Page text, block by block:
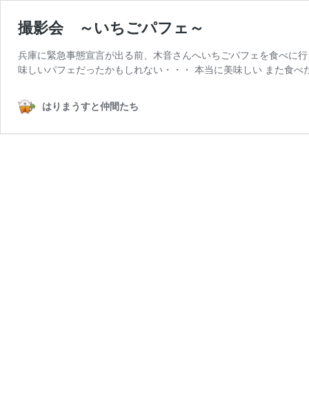
撮影会 ～いちごパフェ～
兵庫に緊急事態宣言が出る前、木音さんへいちごパフェを食べに
味しいパフェだったかもしれない・・・ 本当に美味しい また食
はりまうすと仲間たち